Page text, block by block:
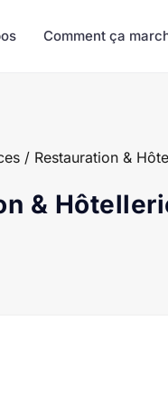
Comment ça
/ Restauration &
&